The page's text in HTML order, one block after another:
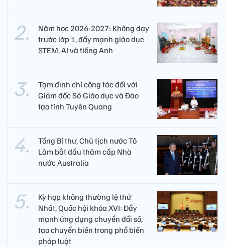
Năm học 2026-2027: Không dạy
trước lớp 1, đẩy mạnh giáo dục
STEM, AI và tiếng Anh
Tạm đình chỉ công tác đối với
Giám đốc Sở Giáo dục và Đào
tạo tỉnh Tuyên Quang
Tổng Bí thư, Chủ tịch nước Tô
Lâm bắt đầu thăm cấp Nhà
nước Australia
Kỳ họp không thường lệ thứ
Nhất, Quốc hội khóa XVI: Đẩy
mạnh ứng dụng chuyển đổi số,
tạo chuyển biến trong phổ biến
pháp luật